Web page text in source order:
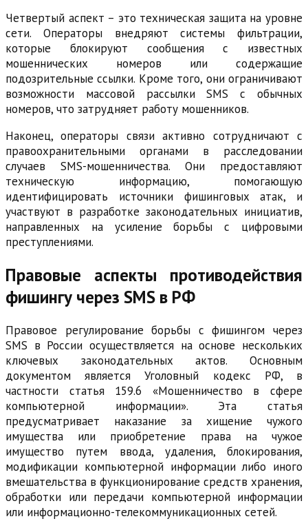
Четвертый аспект – это техническая защита на уровне
сети. Операторы внедряют системы фильтрации,
которые блокируют сообщения с известных
мошеннических номеров или содержащие
подозрительные ссылки. Кроме того, они ограничивают
возможности массовой рассылки SMS с обычных
номеров, что затрудняет работу мошенников.
Наконец, операторы связи активно сотрудничают с
правоохранительными органами в расследовании
случаев SMS-мошенничества. Они предоставляют
техническую информацию, помогающую
идентифицировать источники фишинговых атак, и
участвуют в разработке законодательных инициатив,
направленных на усиление борьбы с цифровыми
преступлениями.
Правовые аспекты противодействия
фишингу через SMS в РФ
Правовое регулирование борьбы с фишингом через
SMS в России осуществляется на основе нескольких
ключевых законодательных актов. Основным
документом является Уголовный кодекс РФ, в
частности статья 159.6 «Мошенничество в сфере
компьютерной информации». Эта статья
предусматривает наказание за хищение чужого
имущества или приобретение права на чужое
имущество путем ввода, удаления, блокирования,
модификации компьютерной информации либо иного
вмешательства в функционирование средств хранения,
обработки или передачи компьютерной информации
или информационно-телекоммуникационных сетей.